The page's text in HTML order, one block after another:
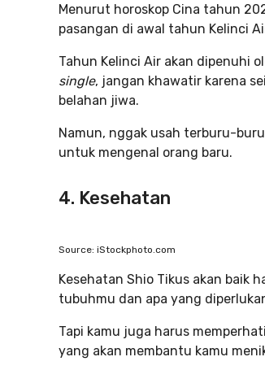
Menurut horoskop Cina tahun
pasangan di awal tahun Kelinci
Tahun Kelinci Air akan dipenuhi
single, jangan khawatir karena
belahan jiwa.
Namun, nggak usah terburu-
untuk mengenal orang baru.
4. Kesehatan
Source: iStockphoto.com
Kesehatan Shio Tikus akan baik
tubuhmu dan apa yang
Tapi kamu juga harus
yang akan membantu kamu